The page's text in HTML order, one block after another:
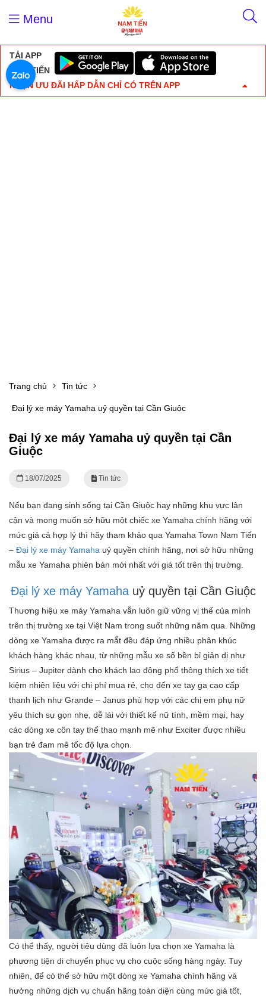
Menu
TẢI APP
NAM TIẾN
NHẬN ƯU ĐÃI HẤP DẪN CHỈ CÓ TRÊN APP
Trang chủ Tin tức
Đại lý xe máy Yamaha uỷ quyền tại Cần Giuộc
Đại lý xe máy Yamaha uỷ quyền tại Cần
Giuộc
18/07/2025 Tin tức
Nếu bạn đang sinh sống tại Cần Giuộc hay những khu vực lân
cận và mong muốn sở hữu một chiếc xe Yamaha chính hãng với
mức giá cả hợp lý thì hãy tham khảo qua Yamaha Town Nam Tiến
– Đại lý xe máy Yamaha uỷ quyền chính hãng, nơi sở hữu những
mẫu xe Yamaha phiên bản mới nhất với giá tốt trên thị trường.
Đại lý xe máy Yamahauỷ quyền tại Cần Giuộc
Thương hiệu xe máy Yamaha vẫn luôn giữ vững vị thế của mình
trên thị trường xe tại Việt Nam trong suốt những năm qua. Những
dòng xe Yamaha được ra mắt đều đáp ứng nhiều phân khúc
khách hàng khác nhau, từ những mẫu xe số bền bỉ giản dị như
Sirius – Jupiter dành cho khách lao động phổ thông thích xe tiết
kiệm nhiên liệu với chi phí mua rẻ, cho đến xe tay ga cao cấp
thanh lịch như Grande – Janus phù hợp với các chị em phụ nữ
yêu thích sự gọn nhẹ, dễ lái với thiết kế nữ tính, mềm mại, hay
các dòng xe côn tay thể thao mạnh mẽ như Exciter được nhiều
bạn trẻ đam mê tốc độ lựa chọn.
Có thể thấy, người tiêu dùng đã luôn lựa chọn xe Yamaha là
phương tiện di chuyển phục vụ cho cuộc sống hàng ngày. Tuy
nhiên, để có thể sở hữu một dòng xe Yamaha chính hãng và
hưởng những dịch vụ chuẩn hãng toàn diện cùng mức giá tốt,